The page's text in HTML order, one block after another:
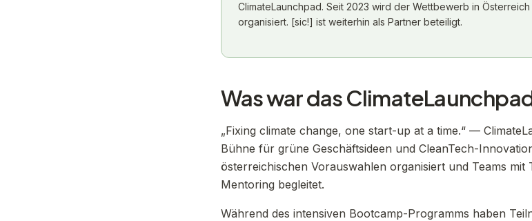
ClimateLaunchpad. Seit 2023 wird der Wettbewerb in
organisiert. [sic!] ist weiterhin als Partner beteiligt.
Was war das
„Fixing climate change, one start-up at a time.“ —
Bühne für grüne Geschäftsideen und CleanTech-
österreichischen Vorauswahlen organisiert und Teams mit
Mentoring begleitet.
Während des intensiven Bootcamp-Programms haben